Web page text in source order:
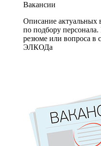
Вакансии
Описание актуальных
по подбору
резюме или вопроса в
ЭЛКОДа